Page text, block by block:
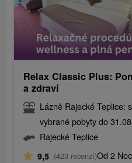
Relax Classic Plus:
a zdraví
Lázně Rajecké Teplice:
vybrané pobyty do
Rajecké Teplice
9,5 (423 recenzí)Od 2